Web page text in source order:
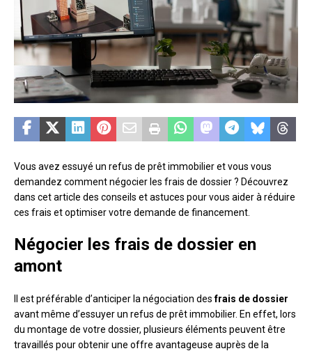
Vous avez essuyé un refus de prêt immobilier et vous vous
demandez comment négocier les frais de dossier ? Découvrez
dans cet article des conseils et astuces pour vous aider à réduire
ces frais et optimiser votre demande de financement.
Négocier les frais de dossier en
amont
Il est préférable d’anticiper la négociation desfrais de dossier
avant même d’essuyer un refus de prêt immobilier. En effet, lors
du montage de votre dossier, plusieurs éléments peuvent être
travaillés pour obtenir une offre avantageuse auprès de la